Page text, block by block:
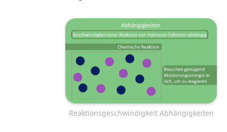
Reaktionsgeschwindigkeit Abhängigkeiten